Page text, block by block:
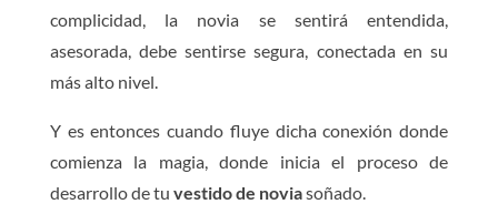
complicidad, la novia se sentirá entendida,
asesorada, debe sentirse segura, conectada en su
más alto nivel.
Y es entonces cuando fluye dicha conexión donde
comienza la magia, donde inicia el proceso de
desarrollo de tu vestido de noviasoñado.